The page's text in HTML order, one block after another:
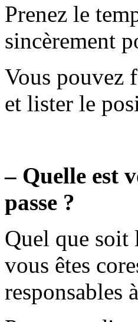
Prenez le
sincèrement
Vous pouvez
et lister le
– Quelle est
passe ?
Quel que soit
vous êtes
responsables